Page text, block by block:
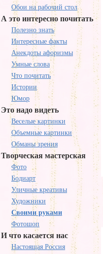
Обои на рабочий стол
А это интересно почитать
Полезно знать
Интересные факты
Анекдоты афоризмы
Умные слова
Что почитать
Истории
Юмор
Это надо видеть
Веселые картинки
Объемные картинки
Обманы зрения
Творческая мастерская
Фото
Бодиарт
Уличные креативы
Художники
Своими руками
Фотошоп
И что касается нас
Настоящая Россия